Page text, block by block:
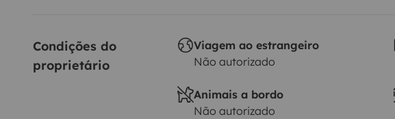
Condições do
proprietário
Viagem ao estrangeiro
Não autorizado
Animais a bordo
Não autorizado